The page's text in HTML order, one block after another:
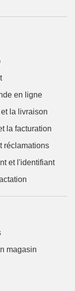
en ligne
la livraison
la facturation
réclamations
et l'identifiant
magasin